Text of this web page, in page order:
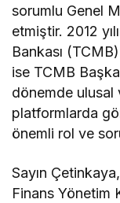
sorumlu Genel
etmiştir. 2012
Bankası (TCMB)
ise TCMB
dönemde ulusal
platformlarda
önemli rol ve
Sayın
Finans Yönetim